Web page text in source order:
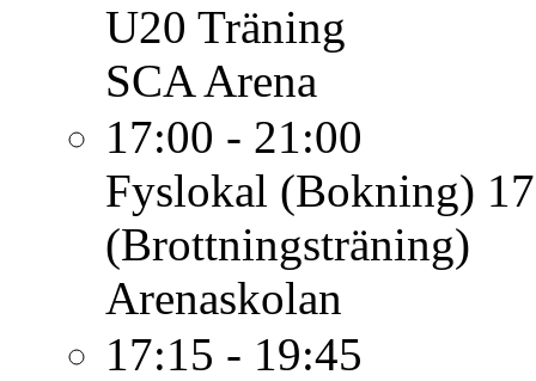
U20 Träning
SCA Arena
17:00 - 21:00
Fyslokal (Bokning)
(Brottningsträning)
Arenaskolan
17:15 - 19:45